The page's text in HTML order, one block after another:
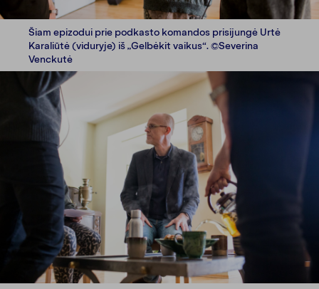
Šiam epizodui prie podkasto komandos prisijungė Urtė
Karaliūtė (viduryje) iš „Gelbėkit vaikus“. ©Severina
Venckutė